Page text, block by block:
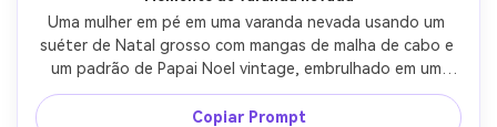
Uma mulher em pé em uma varanda nevada usando um
suéter de Natal grosso com mangas de malha de cabo e
um padrão de Papai Noel vintage, embrulhado em um
lenço, luz de inverno suave e nublada, corrimão coberto
de neve e coroa atrás dela, disparado em Canon R6 85mm
Copiar Prompt